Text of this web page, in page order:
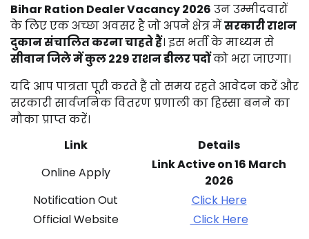
Bihar Ration Dealer Vacancy 2026 उन उम्मीदवारों
के लिए एक अच्छा अवसर है जो अपने क्षेत्र मेंसरकारी राशन
दुकान संचालित करना चाहते हैं। इस भर्ती के माध्यम से
सीवान जिले में कुल 229 राशन डीलर पदोंको भरा जाएगा।
यदि आप पात्रता पूरी करते हैं तो समय रहते आवेदन करें और
सरकारी सार्वजनिक वितरण प्रणाली का हिस्सा बनने का
मौका प्राप्त करें।
Link
Details
Online Apply
Link Active on 16 March
2026
Notification Out
Click Here
Official Website
Click Here